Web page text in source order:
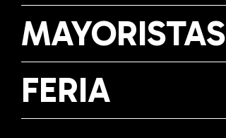
MAYORISTAS
FERIA